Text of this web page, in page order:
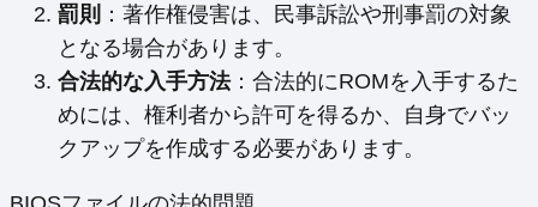
罰則 ：著作権侵害は、民事訴訟や刑事罰の対象
となる場合があります。
合法的な入手方法：合法的にROMを入手するた
めには、権利者から許可を得るか、自身でバッ
クアップを作成する必要があります。